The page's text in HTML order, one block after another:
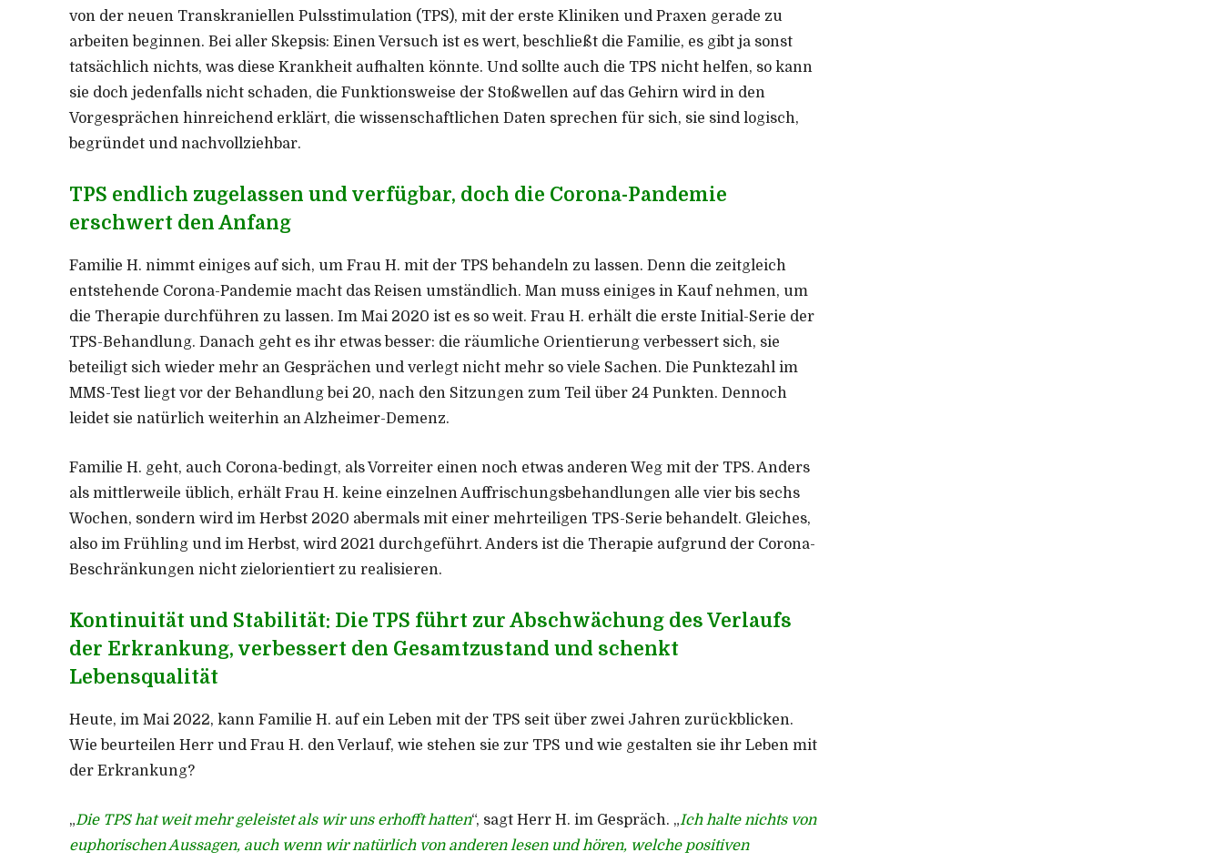
von der neuen Transkraniellen Pulsstimulation (TPS), mit der erste Kliniken und Praxen gerade zu
arbeiten beginnen. Bei aller Skepsis: Einen Versuch ist es wert, beschließt die Familie, es gibt ja sonst
tatsächlich nichts, was diese Krankheit aufhalten könnte. Und sollte auch die TPS nicht helfen, so kann
sie doch jedenfalls nicht schaden, die Funktionsweise der Stoßwellen auf das Gehirn wird in den
Vorgesprächen hinreichend erklärt, die wissenschaftlichen Daten sprechen für sich, sie sind logisch,
begründet und nachvollziehbar.
TPS endlich zugelassen und verfügbar, doch die Corona-Pandemie
erschwert den Anfang
Familie H. nimmt einiges auf sich, um Frau H. mit der TPS behandeln zu lassen. Denn die zeitgleich
entstehende Corona-Pandemie macht das Reisen umständlich. Man muss einiges in Kauf nehmen, um
die Therapie durchführen zu lassen. Im Mai 2020 ist es so weit. Frau H. erhält die erste Initial-Serie der
TPS-Behandlung. Danach geht es ihr etwas besser: die räumliche Orientierung verbessert sich, sie
beteiligt sich wieder mehr an Gesprächen und verlegt nicht mehr so viele Sachen. Die Punktezahl im
MMS-Test liegt vor der Behandlung bei 20, nach den Sitzungen zum Teil über 24 Punkten. Dennoch
leidet sie natürlich weiterhin an Alzheimer-Demenz.
Familie H. geht, auch Corona-bedingt, als Vorreiter einen noch etwas anderen Weg mit der TPS. Anders
als mittlerweile üblich, erhält Frau H. keine einzelnen Auffrischungsbehandlungen alle vier bis sechs
Wochen, sondern wird im Herbst 2020 abermals mit einer mehrteiligen TPS-Serie behandelt. Gleiches,
also im Frühling und im Herbst, wird 2021 durchgeführt. Anders ist die Therapie aufgrund der Corona-
Beschränkungen nicht zielorientiert zu realisieren.
Kontinuität und Stabilität: Die TPS führt zur Abschwächung des Verlaufs
der Erkrankung, verbessert den Gesamtzustand und schenkt
Lebensqualität
Heute, im Mai 2022, kann Familie H. auf ein Leben mit der TPS seit über zwei Jahren zurückblicken.
Wie beurteilen Herr und Frau H. den Verlauf, wie stehen sie zur TPS und wie gestalten sie ihr Leben mit
der Erkrankung?
„Die TPS hat weit mehr geleistet als wir uns erhofft hatten“, sagt Herr H. im Gespräch. „Ich halte nichts von
euphorischen Aussagen, auch wenn wir natürlich von anderen lesen und hören, welche positiven